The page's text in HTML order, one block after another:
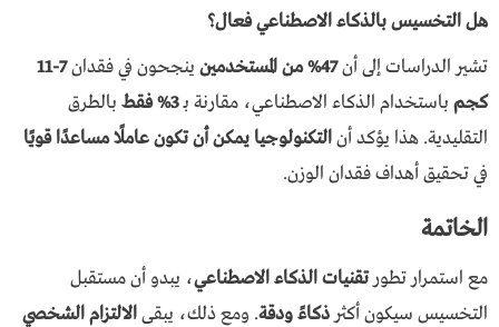
هل التخسيس بالذكاء الاصطناعي فعال؟
تشير الدراسات إلى أن47% من المستخدمين ينجحون في فقدان
7-11
كجم باستخدام الذكاء الاصطناعي، مقارنة بـ3% فقط
بالطرق
التقليدية. هذا يؤكد أنالتكنولوجيا يمكن أن تكون عاملًا مساعدًا قويًا
في تحقيق أهداف فقدان الوزن.
الخاتمة
مع استمرار تطورتقنيات الذكاء الاصطناعي، يبدو أن مستقبل
التخسيس سيكون أكثر ذكاءً ودقة. ومع ذلك، يبقىالالتزام الشخصي